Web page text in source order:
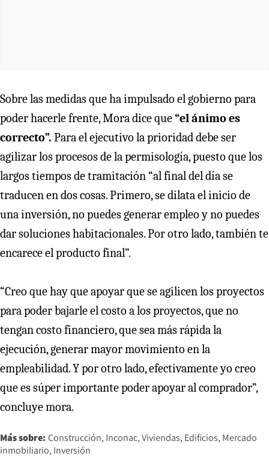
Sobre las medidas que ha impulsado el gobierno para
poder hacerle frente, Mora dice que“el ánimo es
correcto”. Para el ejecutivo la prioridad debe ser
agilizar los procesos de la permisología, puesto que los
largos tiempos de tramitación “al final del día se
traducen en dos cosas. Primero, se dilata el inicio de
una inversión, no puedes generar empleo y no puedes
dar soluciones habitacionales. Por otro lado, también te
encarece el producto final”.
“Creo que hay que apoyar que se agilicen los proyectos
para poder bajarle el costo a los proyectos, que no
tengan costo financiero, que sea más rápida la
ejecución, generar mayor movimiento en la
empleabilidad. Y por otro lado, efectivamente yo creo
que es súper importante poder apoyar al comprador”,
concluye mora.
Más sobre: Construcción Inconac Viviendas Edificios Mercado
inmobiliario Inversión